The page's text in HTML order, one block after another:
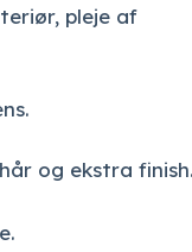
pleje af
og ekstra finish.